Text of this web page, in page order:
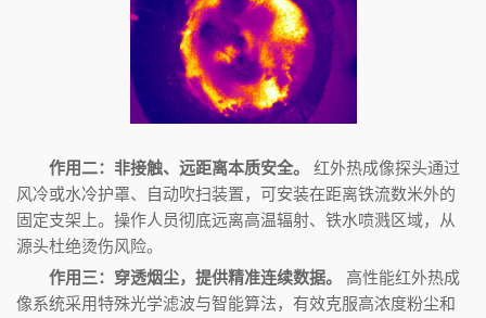
作用二：非接触、远距离本质安全。
红外热成像探头通过
风冷或水冷护罩、自动吹扫装置，可安装在距离铁流数米外的
固定支架上。操作人员彻底远离高温辐射、铁水喷溅区域，从
源头杜绝烫伤风险。
作用三：穿透烟尘，提供精准连续数据。
高性能红外热成
像系统采用特殊光学滤波与智能算法，有效克服高浓度粉尘和